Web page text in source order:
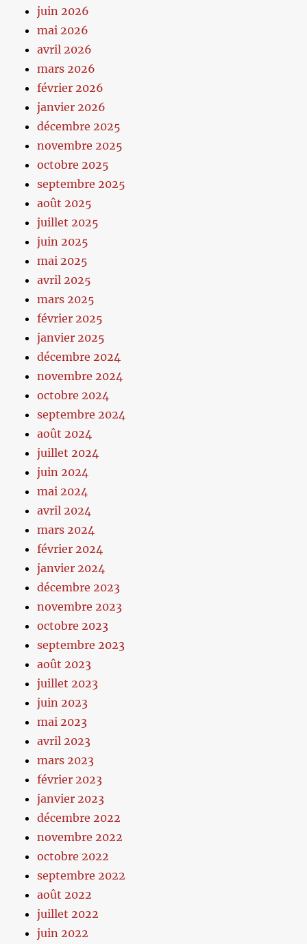
juin 2026
mai 2026
avril 2026
mars 2026
février 2026
janvier 2026
décembre 2025
novembre 2025
octobre 2025
septembre 2025
août 2025
juillet 2025
juin 2025
mai 2025
avril 2025
mars 2025
février 2025
janvier 2025
décembre 2024
novembre 2024
octobre 2024
septembre 2024
août 2024
juillet 2024
juin 2024
mai 2024
avril 2024
mars 2024
février 2024
janvier 2024
décembre 2023
novembre 2023
octobre 2023
septembre 2023
août 2023
juillet 2023
juin 2023
mai 2023
avril 2023
mars 2023
février 2023
janvier 2023
décembre 2022
novembre 2022
octobre 2022
septembre 2022
août 2022
juillet 2022
juin 2022